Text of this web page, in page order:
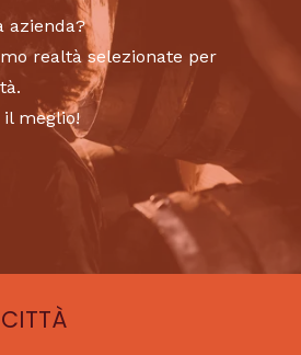
azienda?
realtà selezionate per
meglio!